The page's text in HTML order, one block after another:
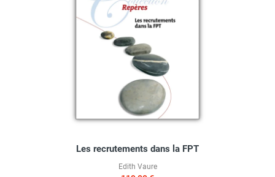
Les recrutements dans la FPT
Edith Vaure